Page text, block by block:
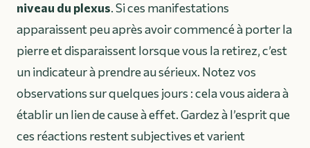
niveau du plexus. Si ces manifestations
apparaissent peu après avoir commencé à porter la
pierre et disparaissent lorsque vous la retirez, c’est
un indicateur à prendre au sérieux. Notez vos
observations sur quelques jours : cela vous aidera à
établir un lien de cause à effet. Gardez à l’esprit que
ces réactions restent subjectives et varient